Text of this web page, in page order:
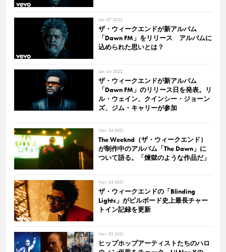
Jan. 07 2022
ザ・ウィークエンドが新アルバム
「Dawn FM」をリリース アルバムに
込められた思いとは？
Jan. 04 2022
ザ・ウィークエンドが新アルバム
「Dawn FM」のリリース日を発表。リ
ル・ウェイン、クインシー・ジョーン
ズ、ジム・キャリーが参加
Nov. 26 2021
The Weeknd（ザ・ウィークエンド）
が制作中のアルバム「The Dawn」に
ついて語る。「煉獄のような作品だ」
Nov. 24 2021
ザ・ウィークエンドの「Blinding
Lights」がビルボード史上最長チャー
トイン記録を更新
Nov. 02 2021
ヒップホップアーティストたちのハロ